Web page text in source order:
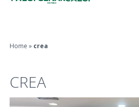
Home » crea
CREA